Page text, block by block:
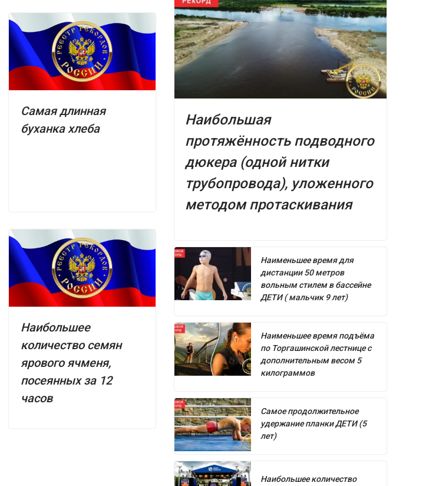
Самая длинная
буханка хлеба
Наибольшее
количество семян
ярового ячменя,
посеянных за 12
часов
Наибольшая
протяжённость подводного
дюкера (одной нитки
трубопровода), уложенного
методом протаскивания
Наименьшее время для
дистанции 50 метров
вольным стилем в бассейне
ДЕТИ ( мальчик 9 лет)
Наименьшее время подъёма
по Торгашинской лестнице с
дополнительным весом 5
килограммов
Самое продолжительное
удержание планки ДЕТИ (5
лет)
Наибольшее количество